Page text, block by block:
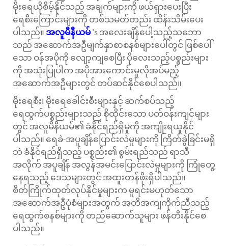
မိုးရေယိုစိမ့်နိုင်သည့် အချက်များကို ဖယ်ရှားပေးပြီး
ရေစီးကြောင်းများကို တစ်သမတ်တည်း ထိန်းသိမ်းပေး
ပါသည်။ အလူမီနီယမ်'s အလေးချိန်ပေါ့သည့်သဘော
သည် အဆောက်အဦမျက်နှာစာစနစ်များပေါ်တွင် ဖြစ်ပေါ်
သော ဝန်အပိုကို လျော့ကျစေပြီး ပိုလေးသည့်ပစ္စည်းများ
ကို အသုံးပြုပါက အပိုအားကောင်းမှုလိုအပ်မည့်
အဆောက်အဦများတွင် တပ်ဆင်နိုင်စေပါသည်။
မိုးရေစီး၊ မိုးရေခေါင်းစီးများနှင့် ဆက်စပ်သည့်
ရေထွက်ပစ္စည်းများသည် စိုထိုင်းသော ပတ်ဝန်းကျင်များ
တွင် အလူမီနီယမ်၏ ခံနိုင်ရည်ရှိမှုကို အကျိုးရယူနိုင်
ပါသည်။ ရေခဲ-အပူချိန်ပြောင်းလဲမှုများကို ကြိတ်ခွဲခြင်းမရှိ
ဘဲ ခံနိုင်ရည်ရှိသည့် ပစ္စည်း၏ စွမ်းရည်သည် ရာသီ
အလိုက် အပူချိန် အလွန်အမင်းပြောင်းလဲမှုများကို ကြုံတွေ့
နေရသည့် ဒေသများတွင် အထူးတန်ဖိုးရှိပါသည်။
စိတ်ကြိုက်ထုတ်လုပ်နိုင်မှုများက မူရင်းမဟုတ်သော
အဆောက်အဦပုံစံများအတွက် အတိအကျကိုက်ညီသည့်
ရေထွက်စနစ်များကို တည်ဆောက်သူများ ဖန်တီးနိုင်စေ
ပါသည်။